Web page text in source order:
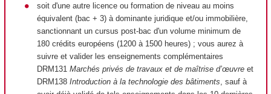
soit d'une autre licence ou formation de niveau au moins
équivalent (bac + 3) à dominante juridique et/ou immobilière,
sanctionnant un cursus post-bac d'un volume minimum de
180 crédits européens (1200 à 1500 heures) ; vous aurez à
suivre et valider les enseignements complémentaires
DRM131 Marchés privés de travaux et de maîtrise d’œuvre et
DRM138 Introduction à la technologie des bâtiments , sauf à